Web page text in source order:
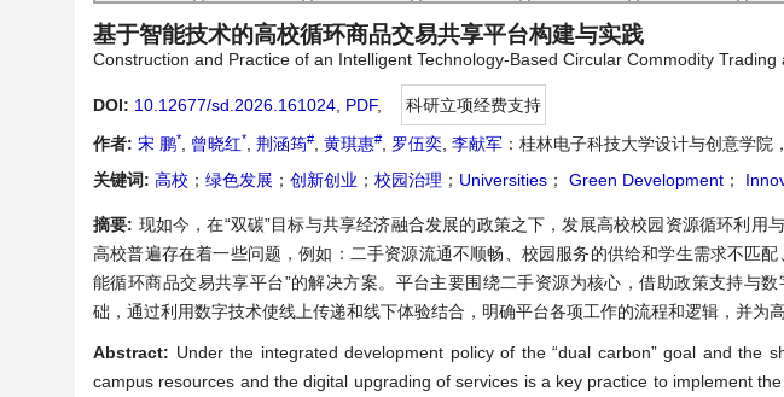
基于智能技术的高校循环商品交易共享平台构建与实践
Construction and Practice of an Intelligent Technology-Based Circular Commodity
DOI: 10.12677/sd.2026.161024 PDF,
科研立项经费支持
作者: 宋 鹏* 曾晓红* 荆涵筠# 黄琪惠# 罗伍奕 李献军 ：桂林电子科技大学设计与创意学院
关键词: 高校 ； 绿色发展 ； 创新创业 ； 校园治理 ； Universities ； Green Development ；
摘要: 现如今，在“双碳”目标与共享经济融合发展的政策之下，发展高校校园资源循环利用
高校普遍存在着一些问题，例如：二手资源流通不顺畅、校园服务的供给和学生需求不匹
能循环商品交易共享平台”的解决方案。平台主要围绕二手资源为核心，借助政策支持与
础，通过利用数字技术使线上传递和线下体验结合，明确平台各项工作的流程和逻辑，并为
Abstract: Under the integrated development policy of the “dual carbon” goal and the
campus resources and the digital upgrading of services is a key practice to implement